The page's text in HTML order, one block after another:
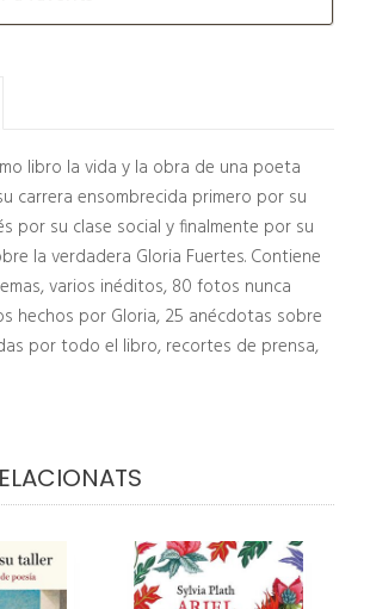
libro la vida y la obra de una poeta
carrera ensombrecida primero por su
por su clase social y finalmente por su
la verdadera Gloria Fuertes. Contiene
varios inéditos, 80 fotos nunca
hechos por Gloria, 25 anécdotas sobre
por todo el libro, recortes de prensa,